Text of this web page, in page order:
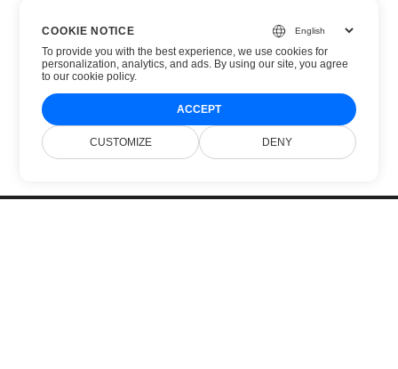
COOKIE NOTICE
To provide you with the best experience, we use cookies for
personalization, analytics, and ads. By using our site, you agree
toour cookie policy.
ACCEPT
CUSTOMIZE DENY